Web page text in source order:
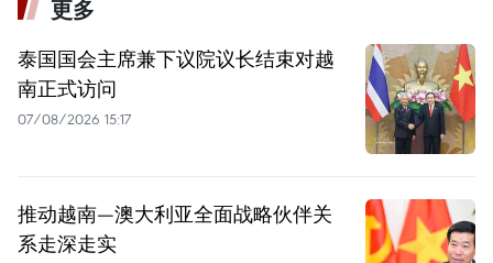
更多
泰国国会主席兼下议院议长结束对越
南正式访问
07/08/2026 15:17
推动越南—澳大利亚全面战略伙伴关
系走深走实